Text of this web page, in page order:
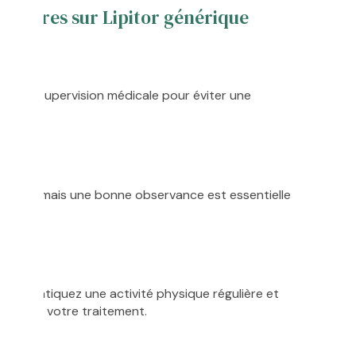
sur Lipitor générique
supervision médicale pour éviter une
mais une bonne observance est essentielle
pratiquez une activité physique régulière et
votre traitement.